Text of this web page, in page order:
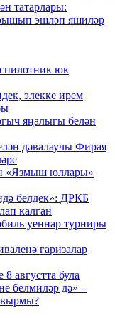
татарлары:
эшләп яшиләр
юк
элекке ирем
яңалыгы белән
дәвалаучы Фирая
«Язмыш юллары»
белдек»: ДРКБ
калган
уеннар турниры
гаризалар
августта була
белмиләр дә» –